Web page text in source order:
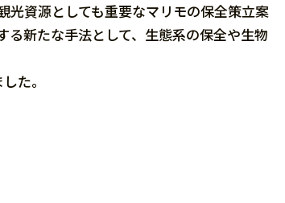
光資源としても重要なマリモの保全策立案
新たな手法として、生態系の保全や生物
た。